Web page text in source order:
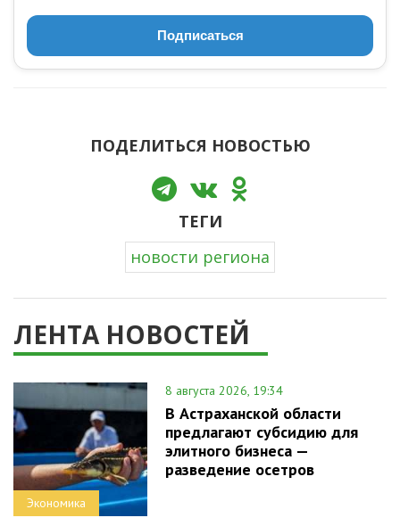
Подписаться
ПОДЕЛИТЬСЯ НОВОСТЬЮ
ТЕГИ
новости региона
ЛЕНТА НОВОСТЕЙ
Экономика
8 августа 2026, 19:34
В Астраханской области
предлагают субсидию для
элитного бизнеса —
разведение осетров